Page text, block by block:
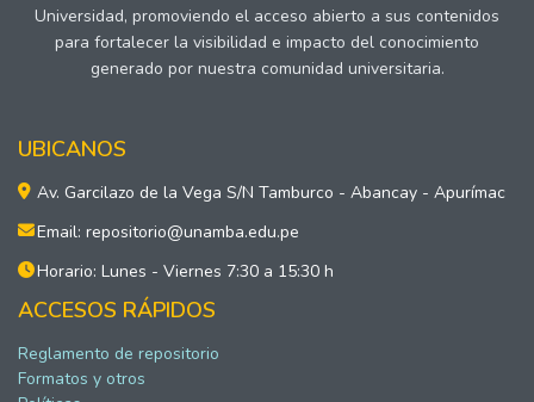
Universidad, promoviendo el acceso abierto a sus contenidos
para fortalecer la visibilidad e impacto del conocimiento
generado por nuestra comunidad universitaria.
UBICANOS
Av. Garcilazo de la Vega S/N Tamburco - Abancay - Apurímac
Email: repositorio@unamba.edu.pe
Horario: Lunes - Viernes 7:30 a 15:30 h
ACCESOS RÁPIDOS
Reglamento de repositorio
Formatos y otros